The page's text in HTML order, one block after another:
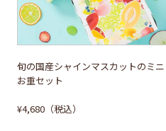
旬の国産シャインマスカットのミニ
お重セット
¥4,680（税込）